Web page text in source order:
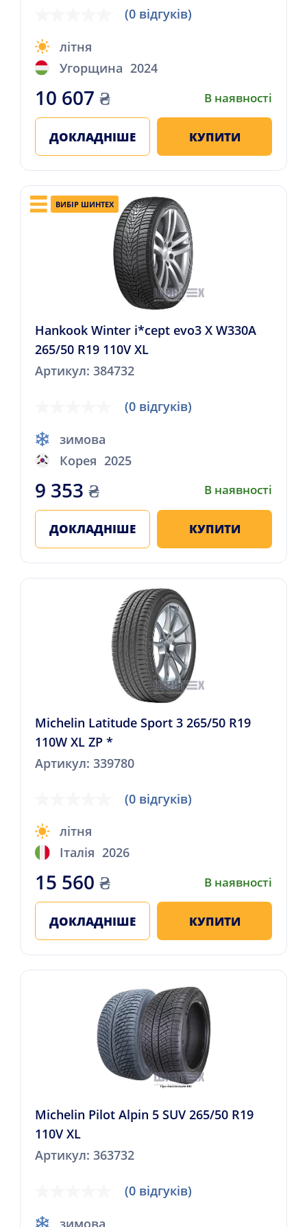
(0 відгуків)
літня
Угорщина 2024
10 607 ₴ В наявності
ДОКЛАДНІШЕ КУПИТИ
ВИБІР ШИНТЕХ
Hankook Winter i*cept evo3 X W330A
265/50 R19 110V XL
Артикул: 384732
(0 відгуків)
зимова
Корея 2025
9 353 ₴ В наявності
ДОКЛАДНІШЕ КУПИТИ
Michelin Latitude Sport 3 265/50 R19
110W XL ZP *
Артикул: 339780
(0 відгуків)
літня
Італія 2026
15 560 ₴ В наявності
ДОКЛАДНІШЕ КУПИТИ
Michelin Pilot Alpin 5 SUV 265/50 R19
110V XL
Артикул: 363732
(0 відгуків)
зимова